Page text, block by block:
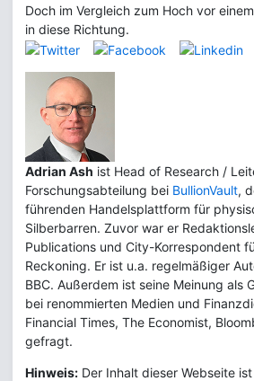
Doch im Vergleich zum Hoch vor
in diese Richtung.
Adrian Ash ist Head of Research /
Forschungsabteilung bei BullionVault,
führenden Handelsplattform für
Silberbarren. Zuvor war er
Publications und City-Korrespondent
Reckoning. Er ist u.a. regelmäßiger
BBC. Außerdem ist seine Meinung als
bei renommierten Medien und
Financial Times, The Economist,
gefragt.
Hinweis: Der Inhalt dieser Webseite